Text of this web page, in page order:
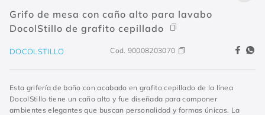
Grifo de mesa con caño alto para lavabo
DocolStillo de grafito cepillado
DOCOLSTILLO Cod. 90008203070
Esta grifería de baño con acabado en grafito cepillado de la línea
DocolStillo tiene un caño alto y fue diseñada para componer
ambientes elegantes que buscan personalidad y formas únicas. La
docolkaila